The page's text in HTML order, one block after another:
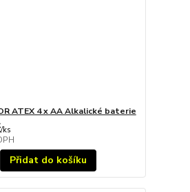
ATEX 4 x AA Alkalické baterie
/ks
Přidat do košíku